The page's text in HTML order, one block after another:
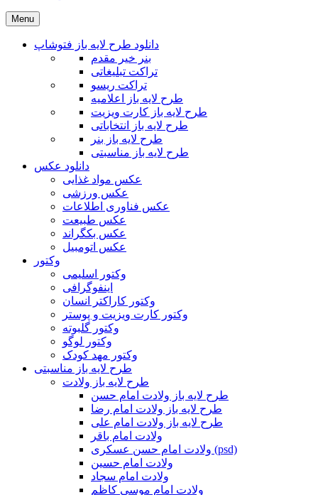
Menu
دانلود طرح لایه باز فتوشاپ
بنر خیر مقدم
تراکت تبلیغاتی
تراکت ریسو
طرح لایه باز اعلامیه
طرح لایه باز کارت ویزیت
طرح لایه باز انتخاباتی
طرح لایه باز بنر
طرح لایه باز مناسبتی
دانلود عکس
عکس مواد غذایی
عکس ورزشی
عکس فناوری اطلاعات
عکس طبیعت
عکس بکگراند
عکس اتومبیل
وکتور
وکتور اسلیمی
اینفوگرافی
وکتور کاراکتر انسان
وکتور کارت ویزیت و پوستر
وکتور گلبوته
وکتور لوگو
وکتور مهد کودک
طرح لایه باز مناسبتی
طرح لایه باز ولادت
طرح لایه باز ولادت امام حسن
طرح لایه باز ولادت امام رضا
طرح لایه باز ولادت امام علی
ولادت امام باقر
ولادت امام حسن عسکری (psd)
ولادت امام حسین
ولادت امام سجاد
ولادت امام موسی کاظم